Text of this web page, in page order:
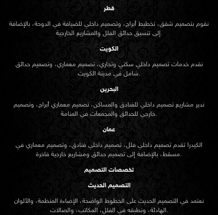
قطر
نقوم بتصميم شقق، تخطيط أبراج، وتصميم داخلي للضيافة في الدوحة، بالإضافة
إلى تنسيق حدائق الفلل والمشاريع الخارجية.
الكويت
نقدم خدمات تصميم داخلي سكني وتجاري، تصميم معماري، وتصميم حدائق
شامل في مدينة الكويت.
البحرين
ندير مشاريع تصميم داخلي للفنادق والمساكن، تصميم معماري أبراج، وتصميم
خارجي للحدائق والمجمعات في المنامة.
عمان
الكيدرا تقدم تصميم داخلي فلل، تصميم داخلي فنادق، وتصميم معماري في
مسقط، بالإضافة إلى تصميم حدائق ومشاريع خارجية فاخرة.
تخصصات التصميم
التصميم الحديث
نعتمد في التصميم الحديث على الخطوط الواضحة، الإضاءة المنظمة، والألوان
الهادئة، ونطبقه في الفلل، المكاتب، والصالات.